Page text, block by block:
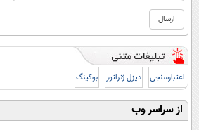
اعتبارسنجی دیزل ژنراتور بوکینگ
از سراسر وب